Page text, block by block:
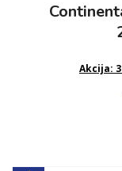
Akcija: